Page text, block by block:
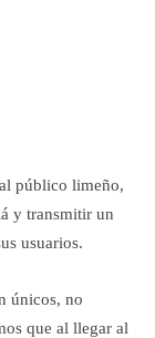
público limeño,
y transmitir un
usuarios.
únicos, no
que al llegar al